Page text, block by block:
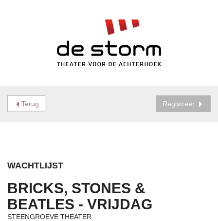
Terug Registreer
WACHTLIJST
BRICKS, STONES &
BEATLES - VRIJDAG
STEENGROEVE THEATER